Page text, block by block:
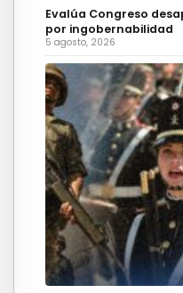
Evalúa Congreso
por ingobernabilidad
5 agosto, 2026